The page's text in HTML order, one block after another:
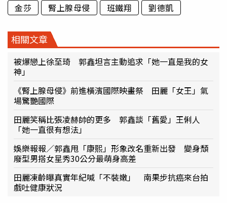
金莎
腎上腺母侵 班鐵翔 劉德凱
相關文章
被爆戀上徐至琦 郭鑫坦言主動追求「她一直是我的女
神」
《腎上腺母侵》前進橫濱國際映畫祭 田麗「女王」氣
場驚艷國際
田麗笑稱比張凌赫帥的更多 郭鑫談「舊愛」王俐人
「她一直很有想法」
娛樂報報／郭鑫甩「康熙」形象改名重新出發 變身頹
廢型男搭女星秀30公分最萌身高差
田麗凍齡曝真實年紀喊「不裝嫩」 南果步抗癌來台拍
戲吐健康狀況